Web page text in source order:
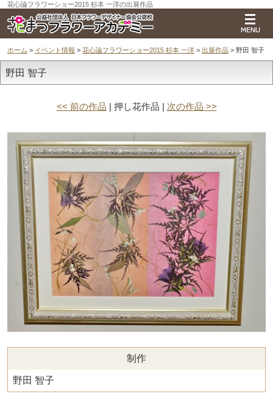
花心論フラワーショー2015 杉本 一洋の出展作品
ホーム > イベント情報 > 花心論フラワーショー2015 杉本 一洋 > 出展作品 > 野田 智子
野田 智子
<< 前の作品 | 押し花作品 | 次の作品 >>
制作
野田 智子